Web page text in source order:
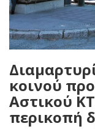
κοινού
Αστικού
περικοπή